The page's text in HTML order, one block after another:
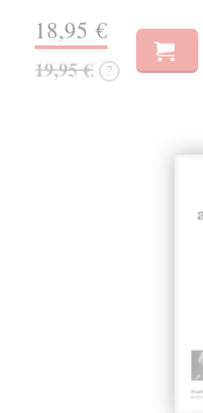
18,95 €
19,95 € ?